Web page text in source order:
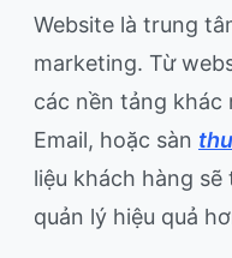
Website là trung
marketing. Từ
các nền tảng khác
Email, hoặc sàn
liệu khách hàng
quản lý hiệu quả